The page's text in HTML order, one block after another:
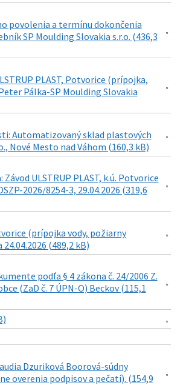
povolenia a termínu dokončenia
SP Moulding Slovakia s.r.o. (436,3
PLAST, Potvorice (prípojka,
Pálka-SP Moulding Slovakia
Automatizovaný sklad plastových
Nové Mesto nad Váhom (160,3 kB)
ULSTRUP PLAST, k.ú. Potvorice
2026/8254-3, 29.04.2026 (319,6
(prípojka vody, požiarny
(489,2 kB)
podľa § 4 zákona č. 24/2006 Z.
(ZaD č. 7 ÚPN-O) Beckov (115,1
Dzuriková Boorová-súdny
overenia podpisov a pečatí). (154,9